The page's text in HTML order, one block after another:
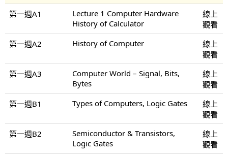
第一週A1
Lecture 1 Computer Hardware
History of Calculator
線上
觀看
第一週A2
History of Computer
線上
觀看
第一週A3
Computer World – Signal, Bits,
Bytes
線上
觀看
第一週B1
Types of Computers, Logic Gates
線上
觀看
第一週B2
Semiconductor & Transistors,
Logic Gates
線上
觀看